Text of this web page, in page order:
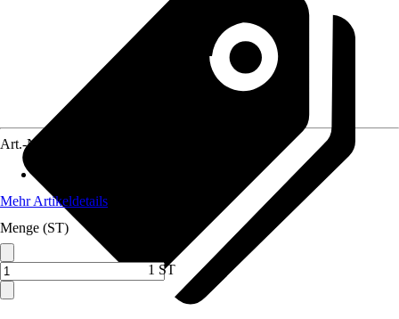
Art.-Nr.
Mehr Artikeldetails
Menge (ST)
1 ST